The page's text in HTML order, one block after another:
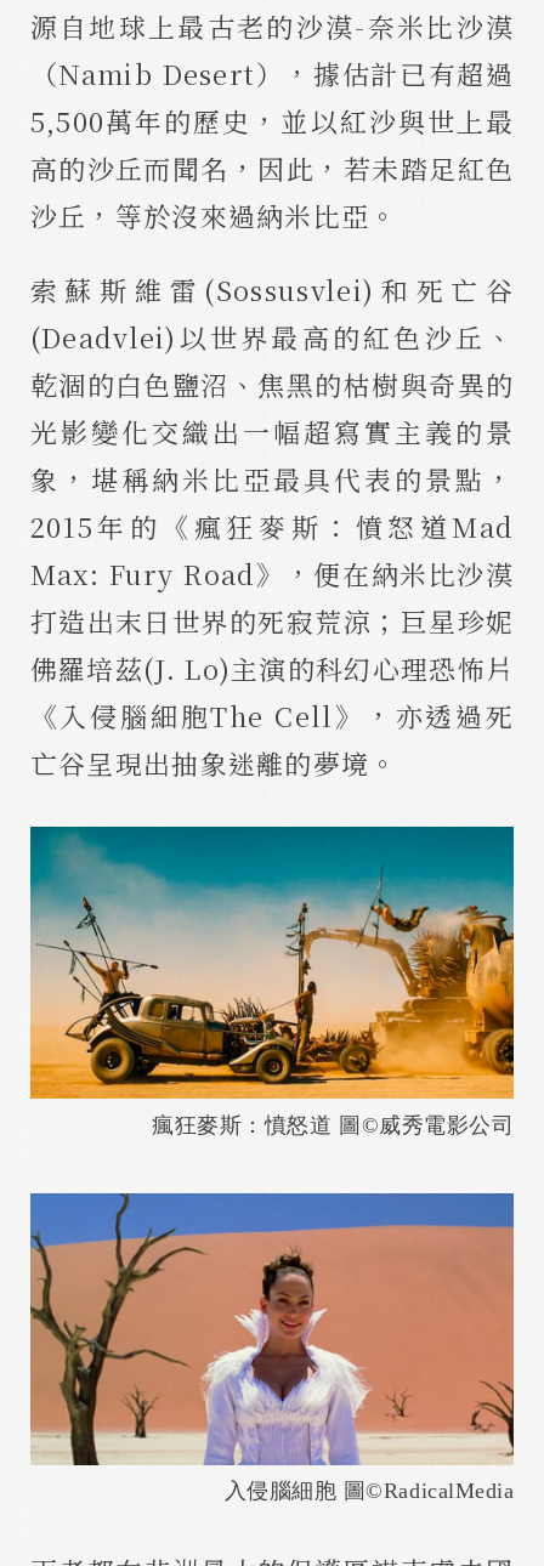
源自地球上最古老的沙漠-奈米比沙漠
（Namib Desert），據估計已有超過
5,500萬年的歷史，並以紅沙與世上最
高的沙丘而聞名，因此，若未踏足紅色
沙丘，等於沒來過納米比亞。
索蘇斯維雷(Sossusvlei)和死亡谷
(Deadvlei)以世界最高的紅色沙丘、
乾涸的白色鹽沼、焦黑的枯樹與奇異的
光影變化交織出一幅超寫實主義的景
象，堪稱納米比亞最具代表的景點，
2015年的《瘋狂麥斯：憤怒道Mad
Max: Fury Road》，便在納米比沙漠
打造出末日世界的死寂荒涼；巨星珍妮
佛羅培茲(J. Lo)主演的科幻心理恐怖片
《入侵腦細胞The Cell》，亦透過死
亡谷呈現出抽象迷離的夢境。
瘋狂麥斯：憤怒道 圖©威秀電影公司
入侵腦細胞 圖©RadicalMedia